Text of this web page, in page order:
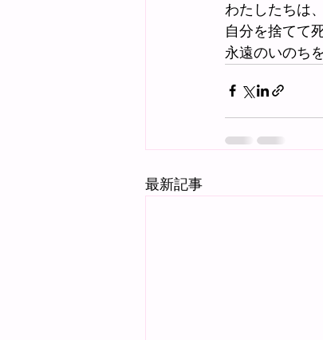
わたしたちは
自分を捨てて死
永遠のいのち
最新記事